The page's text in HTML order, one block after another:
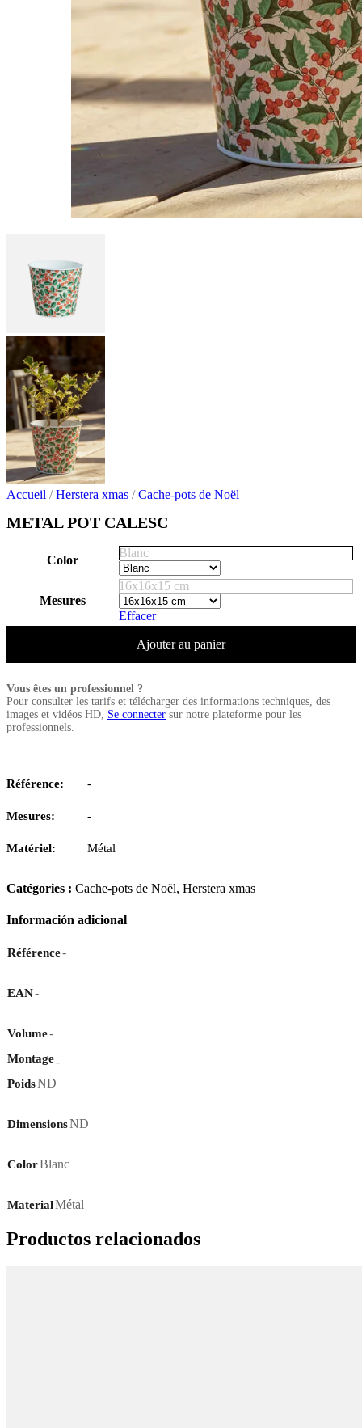
Accueil / Herstera xmas / Cache-pots de Noël
METAL POT CALESC
Color
Blanc
Mesures
16x16x15 cm
Effacer
Ajouter au panier
Vous êtes un professionnel ?
Pour consulter les tarifs et télécharger des informations techniques, des
images et vidéos HD, Se connecter sur notre plateforme pour les
professionnels.
Référence: -
Mesures: -
Matériel: Métal
Catégories : Cache-pots de Noël, Herstera xmas
Información adicional
Référence-
EAN-
Volume-
Montage-
PoidsND
DimensionsND
ColorBlanc
MaterialMétal
Productos relacionados